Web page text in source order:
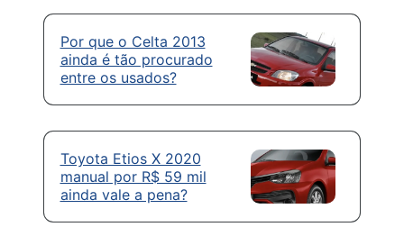
Por que o Celta 2013
ainda é tão procurado
entre os usados?
Toyota Etios X 2020
manual por R$ 59 mil
ainda vale a pena?